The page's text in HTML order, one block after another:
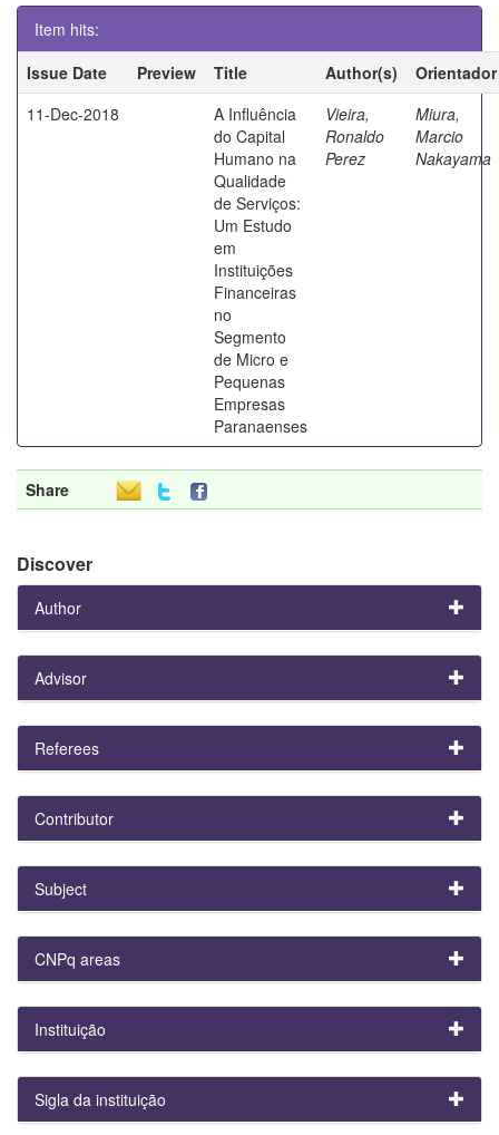
Item hits:
Issue Date
Preview Title Author(s)
Orientador
11-Dec-2018
A Influência
do Capital
Humano na
Qualidade
de Serviços:
Um Estudo
em
Instituições
Financeiras
no
Segmento
de Micro e
Pequenas
Empresas
Paranaenses
Vieira,
Ronaldo
Perez
Miura,
Marcio
Nakayama
Share
Discover
Author
Advisor
Referees
Contributor
Subject
CNPq areas
Instituição
Sigla da instituição